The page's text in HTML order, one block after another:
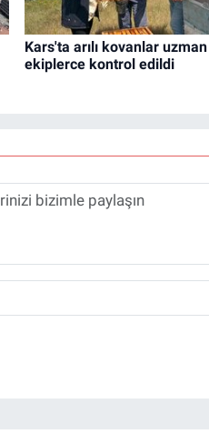
Kars'ta arılı kovanlar uzman
ekiplerce kontrol edildi